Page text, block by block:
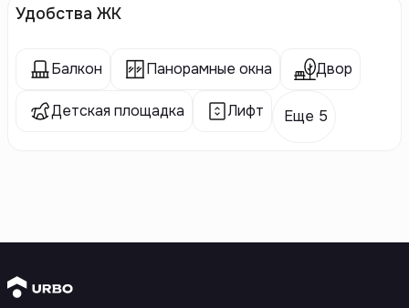
Удобства ЖК
Балкон Панорамные окна Двор
Детская площадка Лифт Еще 5